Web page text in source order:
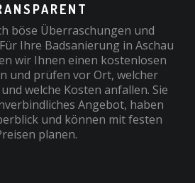
böse Überraschungen und
Ihre Badsanierung in Aschau
wir Ihnen einen kostenlosen
und prüfen vor Ort, welcher
welche Kosten anfallen. Sie
Angebot, haben
und können mit festen
planen.